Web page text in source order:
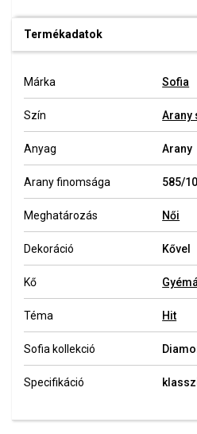
Termékadatok
Márka Sofia
Szín Arany
Anyag Arany
Arany finomsága 585/
Meghatározás Női
Dekoráció Kővel
Kő
Téma Hit
Sofia kollekció
Specifikáció